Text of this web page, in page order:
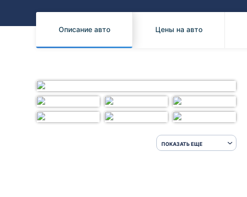
Subaru
Описание авто Цены на авто
ПОКАЗАТЬ ЕЩЕ